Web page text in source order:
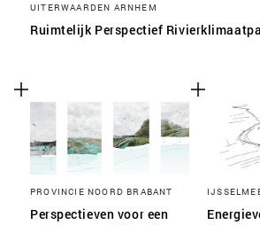
UITERWAARDEN ARNHEM
Ruimtelijk Perspectief
PROVINCIE NOORD BRABANT
Perspectieven voor een